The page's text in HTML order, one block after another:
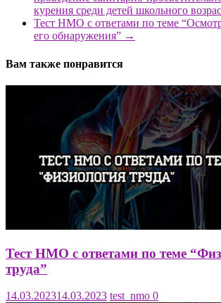
курения среди детей школьного
Тест НМО с ответами по теме
его обнаружения” →
Вам также понравится
Тест НМО с ответами по теме
труда”
14.03.202314.03.2023 test_nmo 0